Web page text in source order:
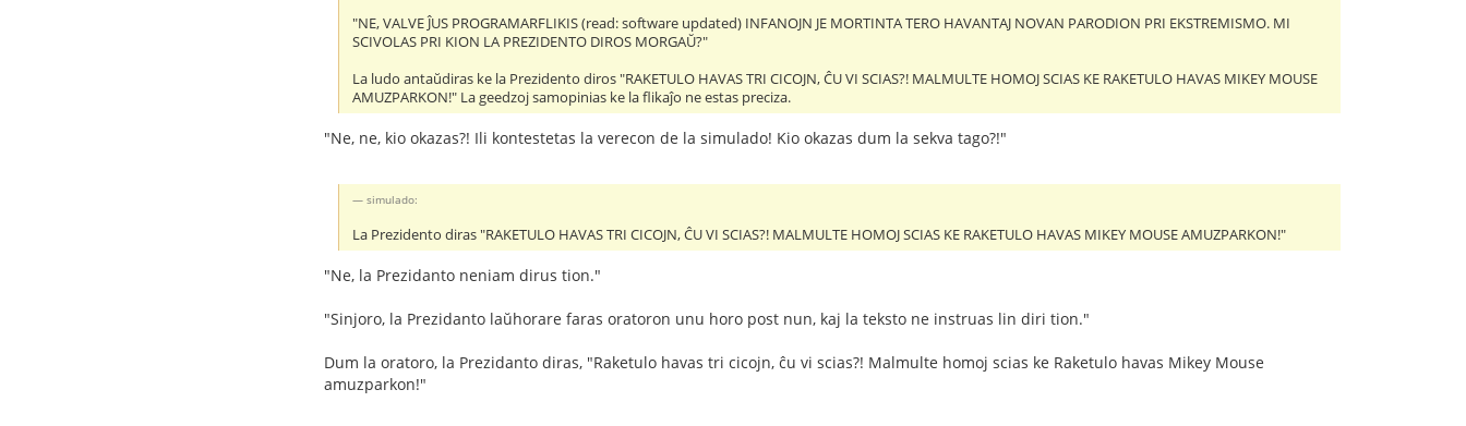
"NE, VALVE ĴUS PROGRAMARFLIKIS (read: software updated) INFANOJN JE MORTINTA TERO HAVANTAJ NOVAN PARODION PRI EKSTREMISMO. MI
SCIVOLAS PRI KION LA PREZIDENTO DIROS MORGAŬ?"
La ludo antaŭdiras ke la Prezidento diros "RAKETULO HAVAS TRI CICOJN, ĈU VI SCIAS?! MALMULTE HOMOJ SCIAS KE RAKETULO HAVAS MIKEY MOUSE
AMUZPARKON!" La geedzoj samopinias ke la flikaĵo ne estas preciza.
"Ne, ne, kio okazas?! Ili kontestetas la verecon de la simulado! Kio okazas dum la sekva tago?!"
simulado:
La Prezidento diras "RAKETULO HAVAS TRI CICOJN, ĈU VI SCIAS?! MALMULTE HOMOJ SCIAS KE RAKETULO HAVAS MIKEY MOUSE AMUZPARKON!"
"Ne, la Prezidanto neniam dirus tion."
"Sinjoro, la Prezidanto laŭhorare faras oratoron unu horo post nun, kaj la teksto ne instruas lin diri tion."
Dum la oratoro, la Prezidanto diras, "Raketulo havas tri cicojn, ĉu vi scias?! Malmulte homoj scias ke Raketulo havas Mikey Mouse
amuzparkon!"